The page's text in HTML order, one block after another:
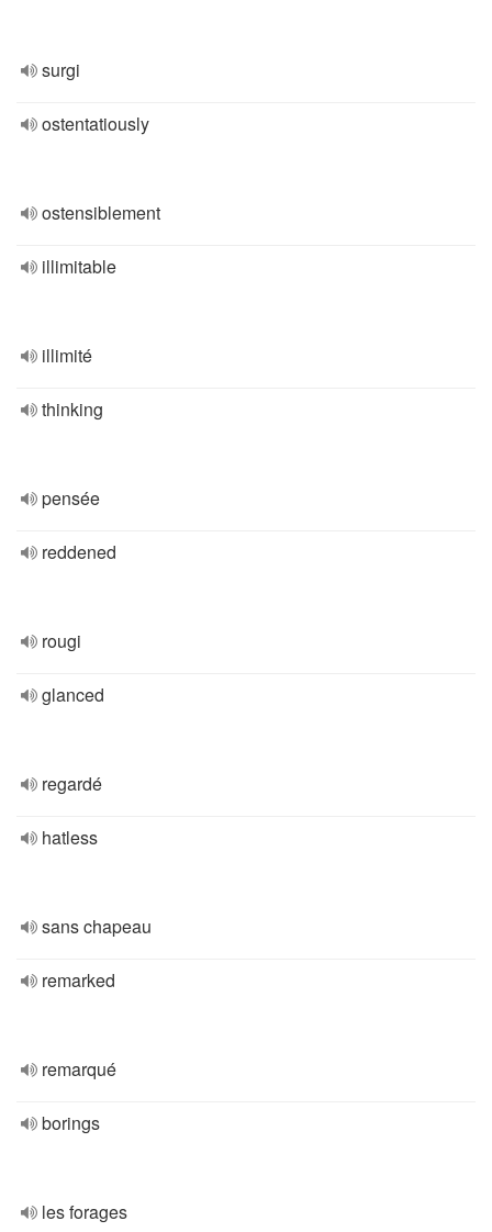
surgi
ostentatiously
ostensiblement
illimitable
illimité
thinking
pensée
reddened
rougi
glanced
regardé
hatless
sans chapeau
remarked
remarqué
borings
les forages